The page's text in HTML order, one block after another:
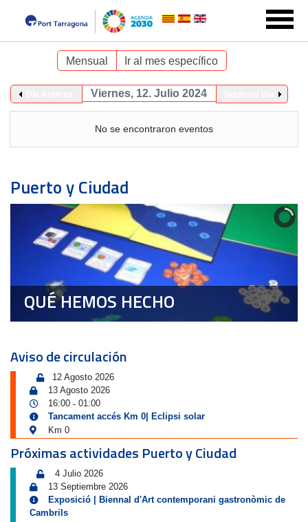
Mensual Ir al mes específico
Viernes, 12. Julio 2024
No se encontraron eventos
Puerto y Ciudad
QUÉ HEMOS HECHO
Aviso de circulación
12 Agosto 2026
13 Agosto 2026
16:00 - 01:00
Tancament accés Km 0| Eclipsi solar
Km 0
Próximas actividades Puerto y Ciudad
4 Julio 2026
13 Septiembre 2026
Exposició | Biennal d'Art contemporani gastronòmic de
Cambrils